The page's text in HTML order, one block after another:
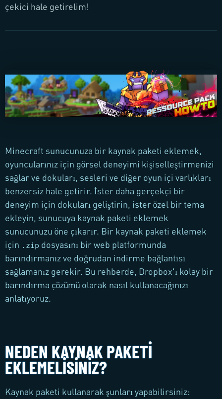
çekici hale getirelim!
Minecraft sunucunuza bir kaynak paketi eklemek,
oyuncularınız için görsel deneyimi kişiselleştirmenizi
sağlar ve dokuları, sesleri ve diğer oyun içi varlıkları
benzersiz hale getirir. İster daha gerçekçi bir
deneyim için dokuları geliştirin, ister özel bir tema
ekleyin, sunucuya kaynak paketi eklemek
sunucunuzu öne çıkarır. Bir kaynak paketi eklemek
için .zip dosyasını bir web platformunda
barındırmanız ve doğrudan indirme bağlantısı
sağlamanız gerekir. Bu rehberde, Dropbox'ı kolay bir
barındırma çözümü olarak nasıl kullanacağınızı
anlatıyoruz.
NEDEN KAYNAK PAKETI
EKLEMELISINIZ?
Kaynak paketi kullanarak şunları yapabilirsiniz: